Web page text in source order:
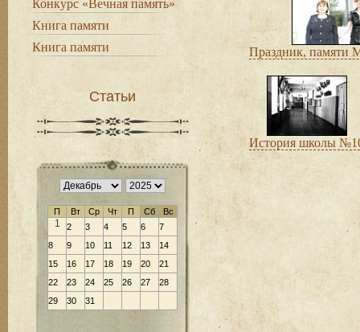
Конкурс «Вечная память»
Книга памяти
Книга памяти
Статьи
П Вт Ср Чт П Сб Вс
1 2 3 4 5 6
7
8
9 10 11 12 13
14
15
16 17 18 19 20
21
22
23 24 25 26 27
28
29
30 31
Праздник, памяти
История школы